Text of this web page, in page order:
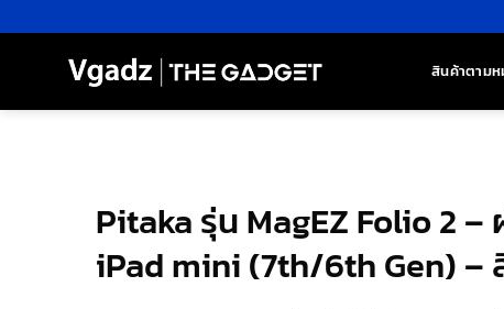
ไป
สินค้าตาม
Pitaka รุ่น MagEZ Folio 2
iPad mini (7th/6th Gen) –